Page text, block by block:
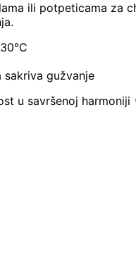
ili potpeticama za
gužvanje
u savršenoj harmoniji